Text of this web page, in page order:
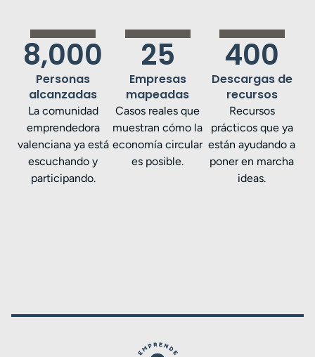
8,000
Personas
alcanzadas
La comunidad
emprendedora
valenciana ya está
escuchando y
participando.
25
Empresas
mapeadas
Casos reales que
muestran cómo la
economía circular
es posible.
400
Descargas de
recursos
Recursos
prácticos que ya
están ayudando a
poner en marcha
ideas.